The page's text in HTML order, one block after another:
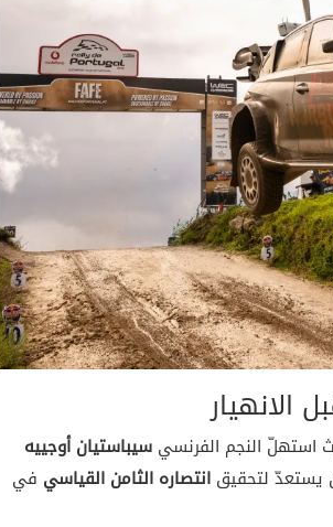
الانهيار
استهلّ النجم الفرنسي سيباستيان أوجييه
يستعدّ لتحقيق انتصاره الثامن القياسي في